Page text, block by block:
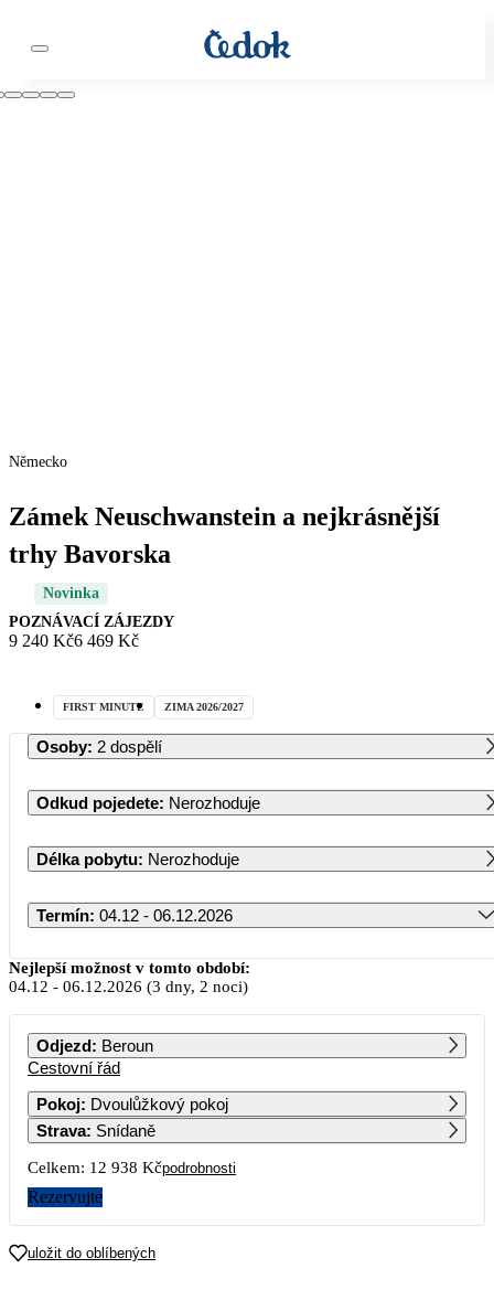
Německo
Zámek Neuschwanstein a nejkrásnější
trhy Bavorska
Novinka
POZNÁVACÍ ZÁJEZDY
9 240 Kč6 469 Kč
FIRST MINUTE ZIMA 2026/2027
Osoby: 2 dospělí
Odkud pojedete: Nerozhoduje
Délka pobytu: Nerozhoduje
Termín: 04.12 - 06.12.2026
Prosinec 2026
PO ÚT ST ČT PÁ SO NE
6 469
7
21
Nejlepší možnost v tomto období:
04.12 - 06.12.2026 (3 dny, 2 noci)
Odjezd: Beroun
Cestovní řád
Pokoj: Dvoulůžkový pokoj
Strava: Snídaně
Celkem: 12 938 Kčpodrobnosti
Rezervujte
uložit do oblíbených